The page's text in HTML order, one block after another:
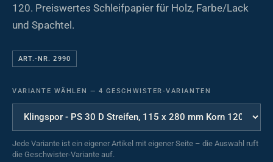
120. Preiswertes Schleifpapier für Holz, Farbe/Lack
und Spachtel.
ART.-NR. 2990
VARIANTE WÄHLEN — 4 GESCHWISTER-VARIANTEN
Jede Variante ist ein eigener Artikel mit eigener Seite – die Auswahl ruft
die Geschwister-Variante auf.